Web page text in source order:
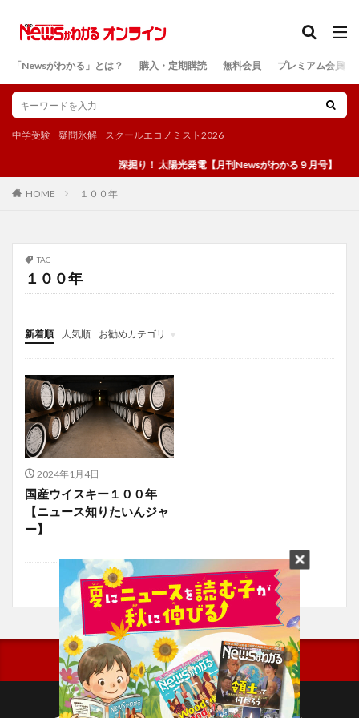
「Newsがわかる」とは？ 購入・定期購読 無料会員 プレミアム会員
中学受験 疑問氷解 スクールエコノミスト2026
深掘り！ 太陽光発電【月刊Newsがわかる９月号】
HOME １００年
TAG
１００年
新着順 人気順
お勧めカテゴリ
投稿
学び
マンガ
電子書籍
2024年1月4日
国産ウイスキー１００年
【ニュース知りたいんジャ
ー】
検索